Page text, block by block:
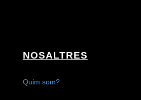
NOSALTRES
Quim som?